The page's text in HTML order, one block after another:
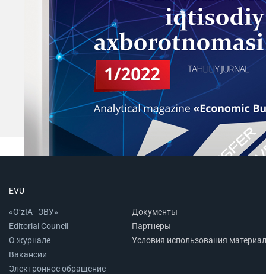
EVU
«O‘zIA–ЭВУ»
Editorial Council
О журнале
Вакансии
Электронное обращение
Документы
Партнеры
Условия использования